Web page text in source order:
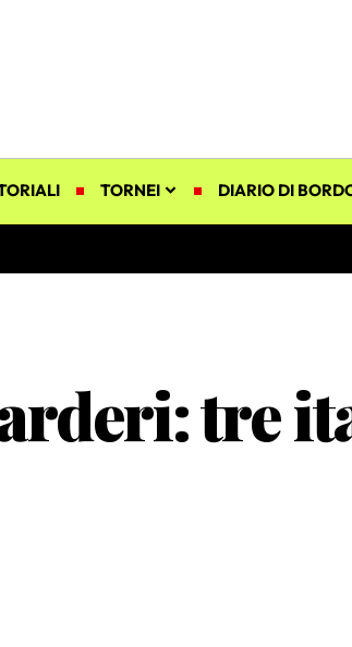
TORNEI DIARIO DI
tre